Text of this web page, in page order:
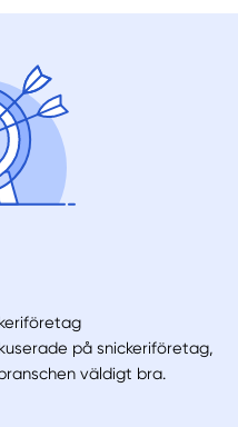
på snickeriföretag,
väldigt bra.